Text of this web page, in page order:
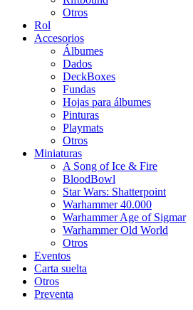
Otros
Rol
Accesorios
Álbumes
Dados
DeckBoxes
Fundas
Hojas para álbumes
Pinturas
Playmats
Otros
Miniaturas
A Song of Ice & Fire
BloodBowl
Star Wars: Shatterpoint
Warhammer 40.000
Warhammer Age of Sigmar
Warhammer Old World
Otros
Eventos
Carta suelta
Otros
Preventa